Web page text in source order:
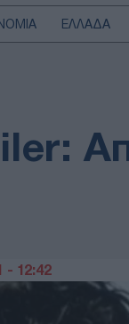
ΕΛΛΑΔΑ
- 12:42